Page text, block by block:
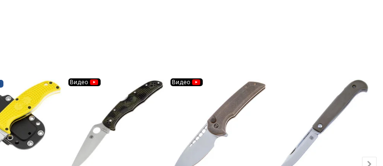
Видео Видео